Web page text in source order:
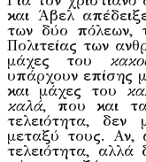
και Άβελ
των δύο πόλεων,
Πολιτείας των
μάχες του
υπάρχουν επίσης
και μάχες του
καλά, που και
τελειότητα, δεν
μεταξύ τους. Αν,
τελειότητα, αλλά